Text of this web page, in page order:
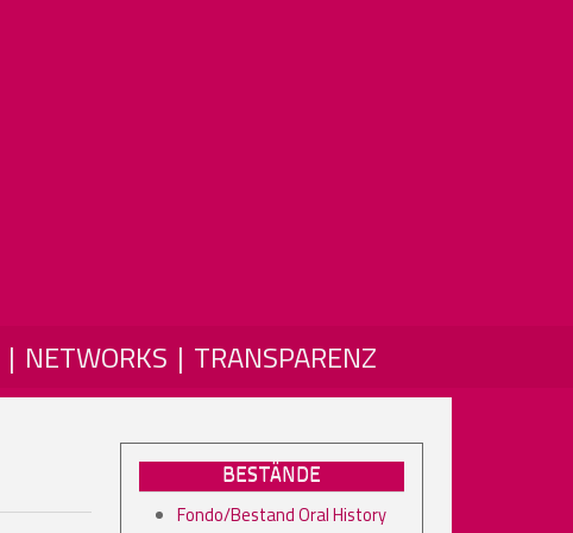
NETWORKS TRANSPARENZ
BESTÄNDE
Fondo/Bestand Oral History